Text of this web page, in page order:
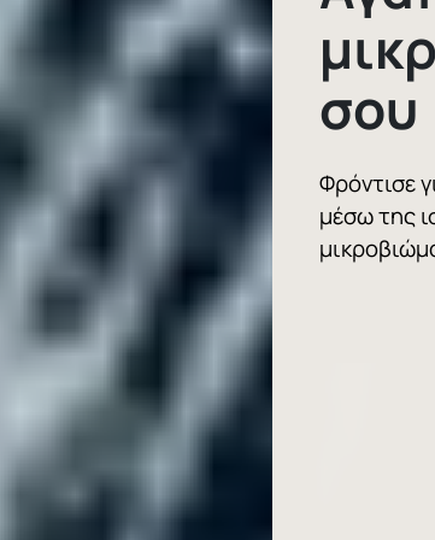
σου
Φρόντισε
μέσω της